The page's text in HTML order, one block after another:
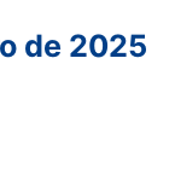
de 2025